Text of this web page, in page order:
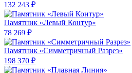
132 243 ₽
Памятник «Левый Контур»
78 269 ₽
Памятник «Симметричный Разрез»
198 370 ₽